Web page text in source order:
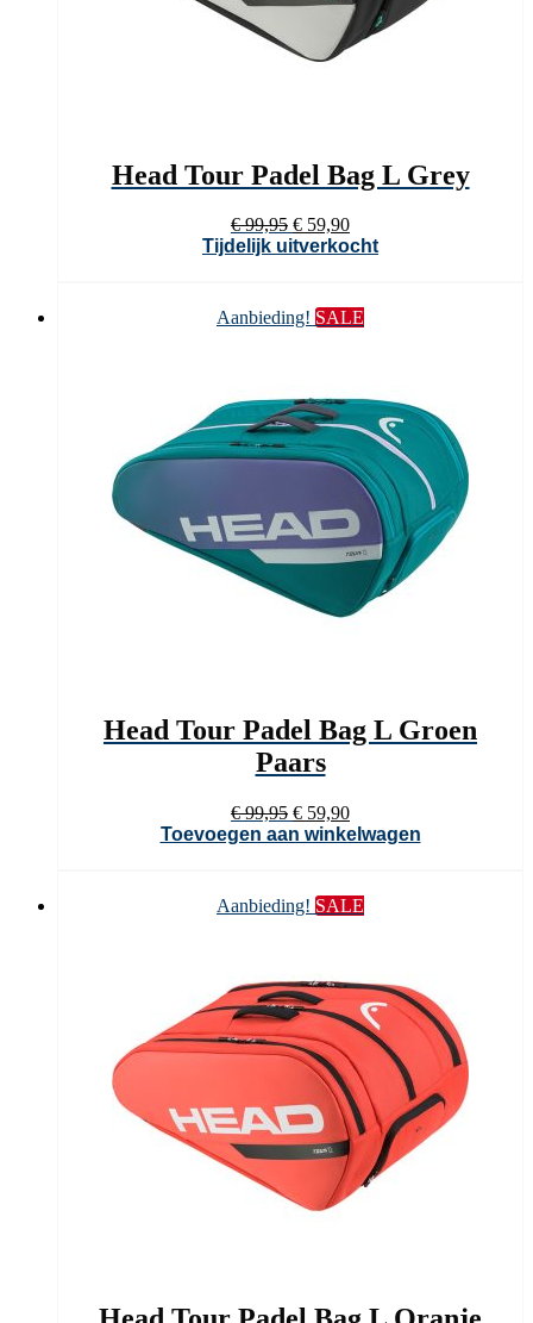
Head Tour Padel Bag L Grey
€99,95 Oorspronkelijke
prijs
€ 59,90Huidige
prijs
Tijdelijk uitverkocht
Aanbieding! SALE
Head Tour Padel Bag L Groen
Paars
€99,95 Oorspronkelijke
prijs
€ 59,90Huidige
prijs
Toevoegen aan winkelwagen
Aanbieding! SALE